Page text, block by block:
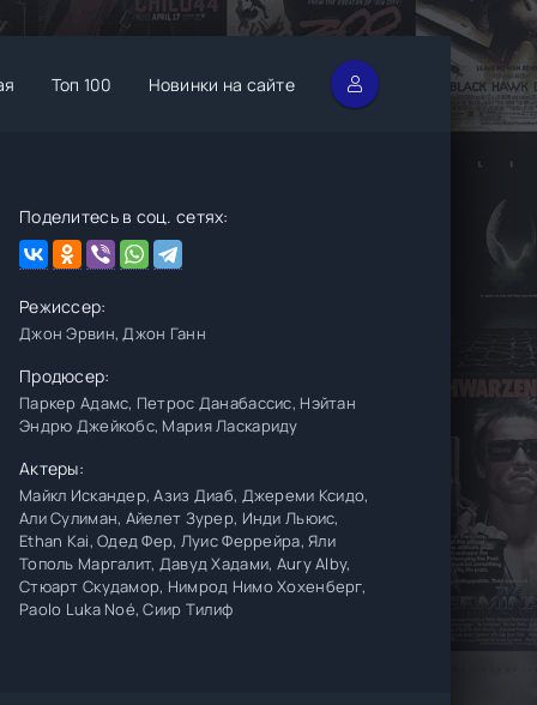
Топ 100 Новинки на сайте
Поделитесь в соц. сетях:
Режиссер:
Джон Эрвин, Джон Ганн
Продюсер:
Паркер Адамс, Петрос Данабассис, Нэйтан
Эндрю Джейкобс, Мария Ласкариду
Актеры:
Майкл Искандер, Азиз Диаб, Джереми Ксидо,
Али Сулиман, Айелет Зурер, Инди Льюис,
Ethan Kai, Одед Фер, Луис Феррейра, Яли
Тополь Маргалит, Давуд Хадами, Aury Alby,
Стюарт Скудамор, Нимрод Нимо Хохенберг,
Paolo Luka Noé, Сиир Тилиф